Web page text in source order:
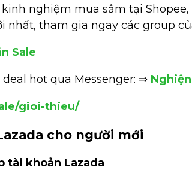
nghiệm mua sắm tại
nhất, tham gia ngay các group
Sale
hot qua Messenger: ⇒ Nghiện
gioi-thieu/
cho người mới
tài khoản Lazada